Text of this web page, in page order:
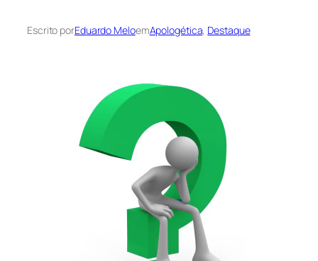
Escrito porEduardo MeloemApologética, Destaque